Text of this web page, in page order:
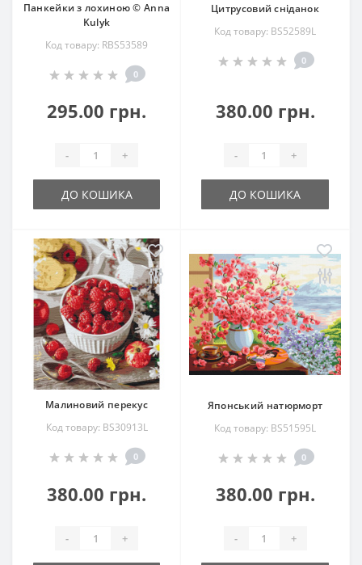
Панкейки з лохиною © Anna
Kulyk
Код товару: RBS53589
0
295.00 грн.
- +
ДО КОШИКА
Цитрусовий сніданок
Код товару: BS52589L
0
380.00 грн.
- +
ДО КОШИКА
Малиновий перекус
Код товару: BS30913L
0
380.00 грн.
- +
Японський натюрморт
Код товару: BS51595L
0
380.00 грн.
- +